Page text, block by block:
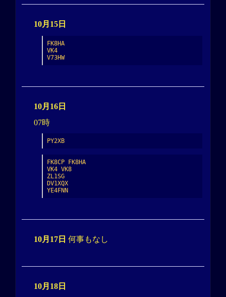
10月15日
FK8HA
VK4
V73HW
10月16日
07時
PY2XB
FK8CP FK8HA
VK4 VK8
ZL1SG
DV1XQX
YE4FNN
10月17日 何事もなし
10月18日